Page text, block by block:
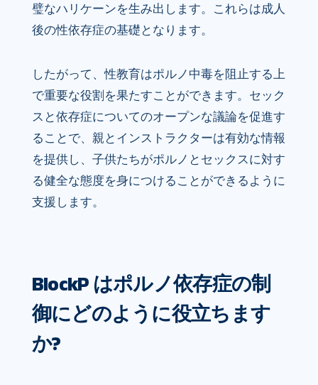
璧なハリケーンを生み出します。これらは成人
後の性依存症の基礎となります。
したがって、性教育はポルノ中毒を阻止する上
で重要な役割を果たすことができます。セック
スと依存症についてのオープンな議論を促進す
ることで、親とインストラクターは有効な情報
を提供し、子供たちがポルノとセックスに対す
る健全な態度を身につけることができるように
支援します。
BlockP はポルノ依存症の制
御にどのように役立ちます
か?